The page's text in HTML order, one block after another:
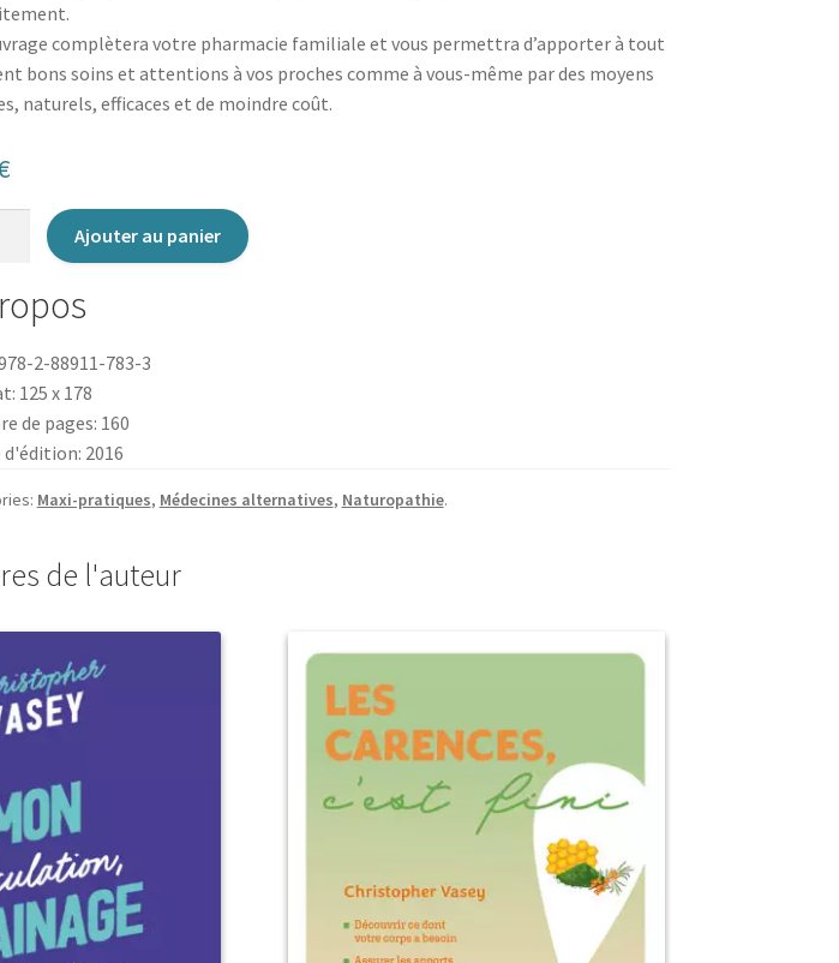
complètera votre pharmacie familiale et vous permettra d’apporter à tout
bons soins et attentions à vos proches comme à vous-même par des moyens
naturels, efficaces et de moindre coût.
Ajouter au panier
2-88911-783-3
125 x 178
de pages: 160
d'édition: 2016
Maxi-pratiques, Médecines alternatives, Naturopathie.
de l'auteur